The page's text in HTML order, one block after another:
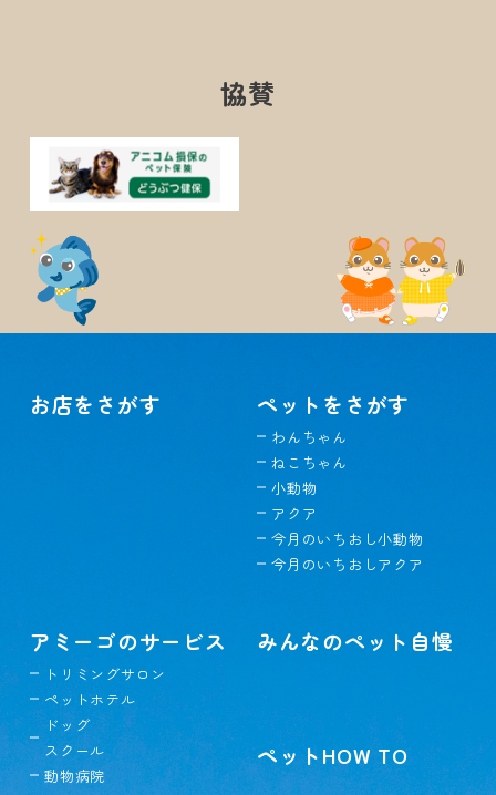
協賛
お店をさがす ペットをさがす
わんちゃん
ねこちゃん
小動物
アクア
今月のいちおし小動物
今月のいちおしアクア
アミーゴのサービス
トリミングサロン
ペットホテル
ドッグ
スクール
動物病院
みんなのペット自慢
ペットHOW TO